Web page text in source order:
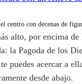
centro con decenas de
alto, por encima de
la Pagoda de los
puedes acercar a
desde abajo.